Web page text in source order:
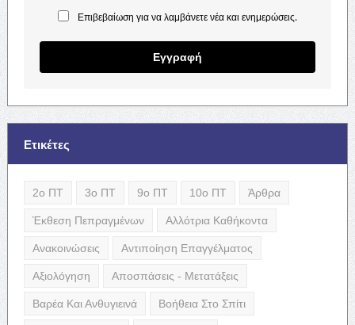
Επιβεβαίωση για να λαμβάνετε νέα και ενημερώσεις.
Εγγραφή
Ετικέτες
2ο ΠΤ 3ο ΠΤ 9ο ΠΤ 10ο ΠΤ Άρθρα
Έκθεση Πεπραγμένων Αλλότρια Καθήκοντα
Ανακοινώσεις Αντιποίηση Επαγγέλματος
Αξιολόγηση Αποσπάσεις - Μετατάξεις
Βαρέα Και Ανθυγιεινά Βοήθεια Στο Σπίτι